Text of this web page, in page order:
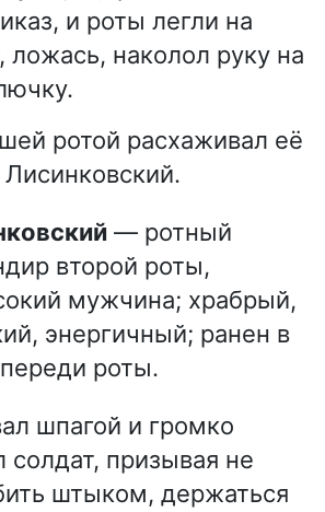
и роты легли на
наколол руку на
ротой расхаживал её
— ротный
второй роты,
мужчина; храбрый,
энергичный; ранен в
роты.
шпагой и громко
солдат, призывая не
штыком, держаться